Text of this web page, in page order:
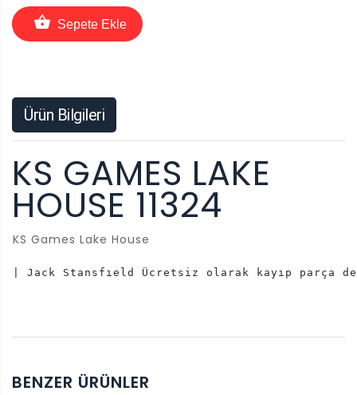
Sepete Ekle
Ürün Bilgileri
KS GAMES LAKE
HOUSE 11324
KS Games Lake House
| Jack Stansfıeld Ücretsiz olarak kayıp parça
BENZER ÜRÜNLER